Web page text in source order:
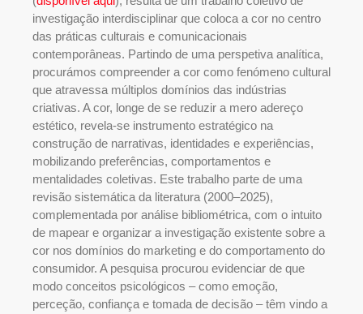
investigação interdisciplinar que coloca a cor no centro
das práticas culturais e comunicacionais
contemporâneas. Partindo de uma perspetiva analítica,
procurámos compreender a cor como fenómeno cultural
que atravessa múltiplos domínios das indústrias
criativas. A cor, longe de se reduzir a mero adereço
estético, revela-se instrumento estratégico na
construção de narrativas, identidades e experiências,
mobilizando preferências, comportamentos e
mentalidades coletivas. Este trabalho parte de uma
revisão sistemática da literatura (2000–2025),
complementada por análise bibliométrica, com o intuito
de mapear e organizar a investigação existente sobre a
cor nos domínios do marketing e do comportamento do
consumidor. A pesquisa procurou evidenciar de que
modo conceitos psicológicos – como emoção,
perceção, confiança e tomada de decisão – têm vindo a